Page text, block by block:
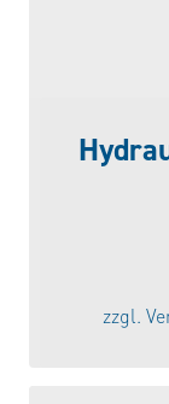
zzgl.